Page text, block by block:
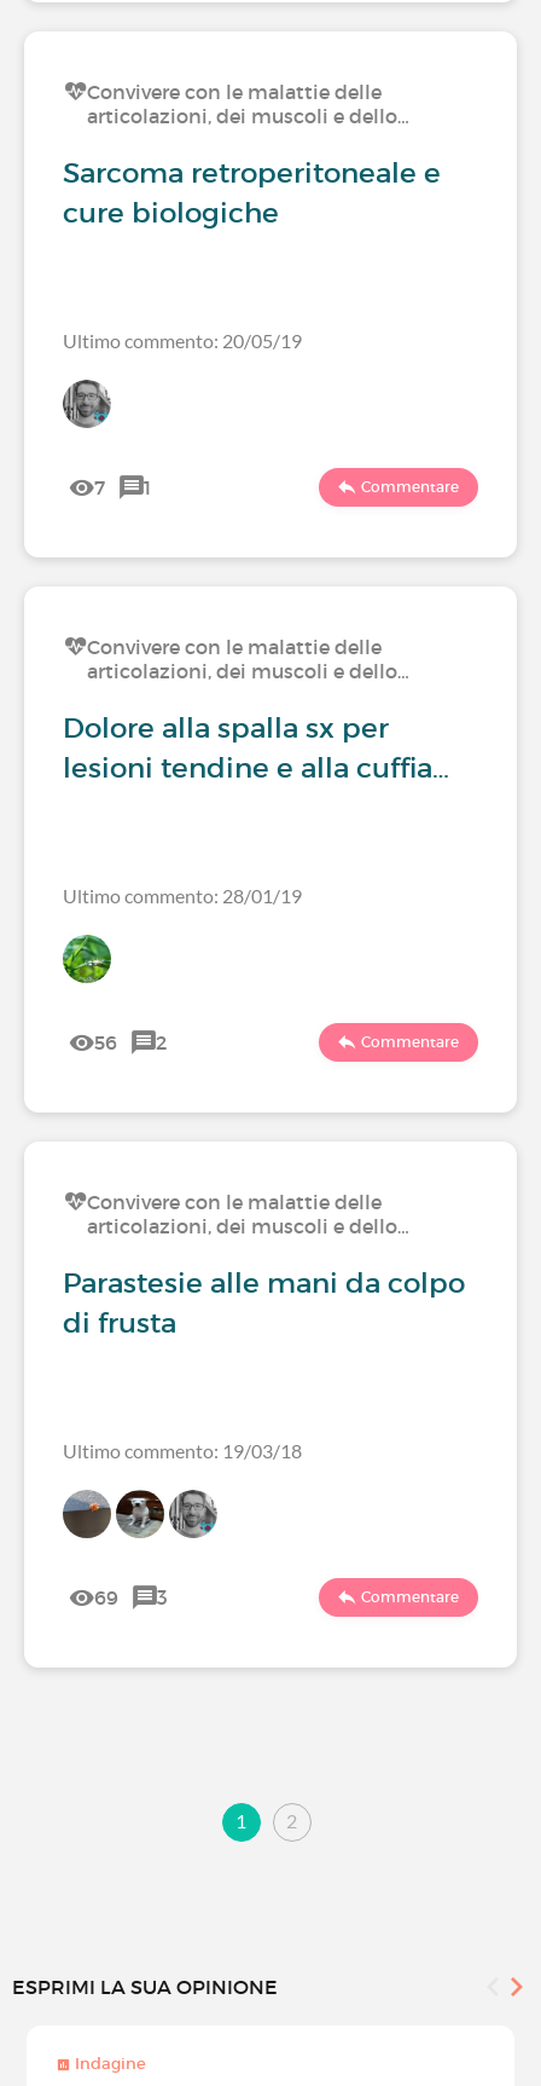
Convivere con le malattie delle
articolazioni, dei muscoli e dello…
Sarcoma retroperitoneale e
cure biologiche
Ultimo commento: 20/05/19
7 1 Commentare
Convivere con le malattie delle
articolazioni, dei muscoli e dello…
Dolore alla spalla sx per
lesioni tendine e alla cuffia…
Ultimo commento: 28/01/19
56 2 Commentare
Convivere con le malattie delle
articolazioni, dei muscoli e dello…
Parastesie alle mani da colpo
di frusta
Ultimo commento: 19/03/18
69 3 Commentare
1 2
ESPRIMI LA SUA OPINIONE
Indagine